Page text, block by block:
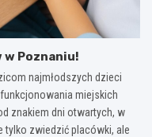
w Poznaniu!
najmłodszych dzieci
miejskich
znakiem dni otwartych, w
tylko zwiedzić placówki, ale